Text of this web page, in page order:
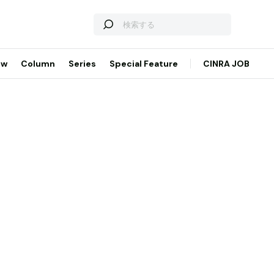
Column Series Special Feature CINRA JOB